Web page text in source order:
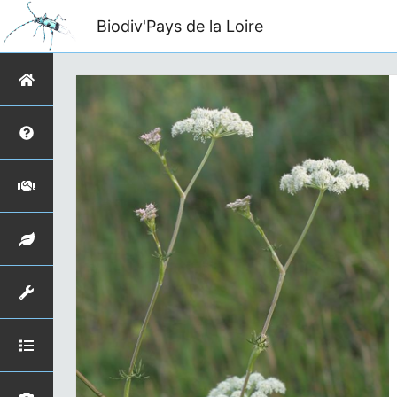
Biodiv'Pays de la Loire